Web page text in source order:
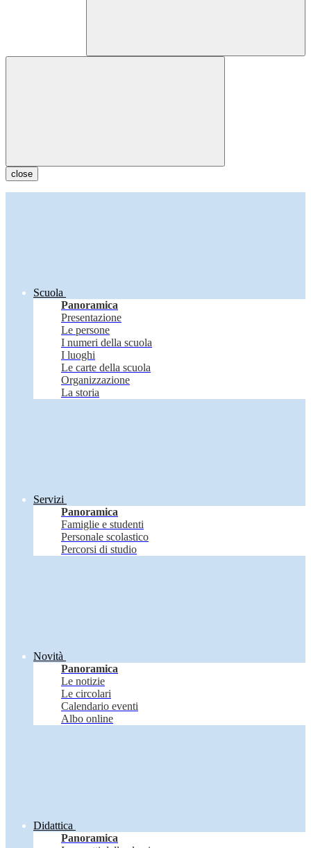
close
Scuola
Panoramica
Presentazione
Le persone
I numeri della scuola
I luoghi
Le carte della scuola
Organizzazione
La storia
Servizi
Panoramica
Famiglie e studenti
Personale scolastico
Percorsi di studio
Novità
Panoramica
Le notizie
Le circolari
Calendario eventi
Albo online
Didattica
Panoramica